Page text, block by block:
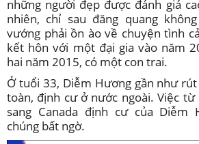
những người đẹp được đánh giá
nhiên, chỉ sau đăng quang
vướng phải ồn ào về chuyện tình
kết hôn với một đại gia vào năm
hai năm 2015, có một con trai.
Ở tuổi 33, Diễm Hương gần như
toàn, định cư ở nước ngoài. Việc từ
sang Canada định cư của Diễm
chúng bất ngờ.